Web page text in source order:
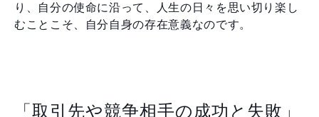
り、自分の使命に沿って、人生の日々を思い切り楽し
むことこそ、自分自身の存在意義なのです。
「取引先や競争相手の成功と失敗」